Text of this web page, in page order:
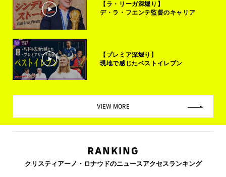
【ラ・リーガ深堀り】
デ・ラ・フエンテ監督のキャリア
【プレミア深堀り】
現地で感じたベストイレブン
VIEW MORE
RANKING
クリスティアーノ・ロナウドのニュースアクセスランキング